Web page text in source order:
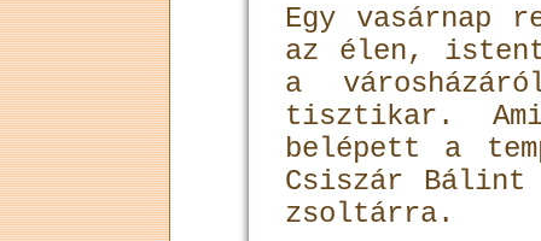
Egy vasárnap
az élen,
a
tisztikar.
belépett a
Csiszár Bálint
zsoltárra.